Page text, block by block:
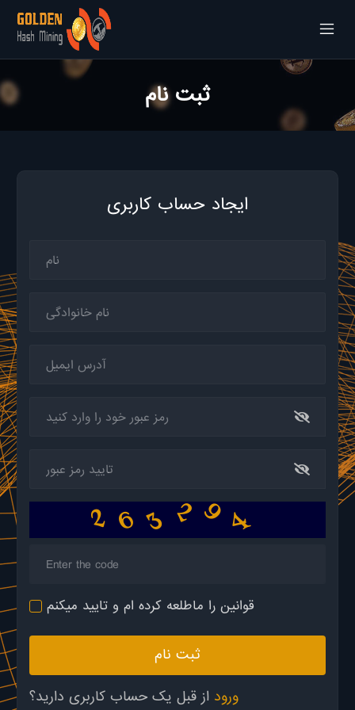
ثبت نام
ایجاد حساب کاربری
263294
قوانین را ماطلعه کرده ام و تایید میکنم
ثبت نام
از قبل یک حساب کاربری دارید؟ ورود